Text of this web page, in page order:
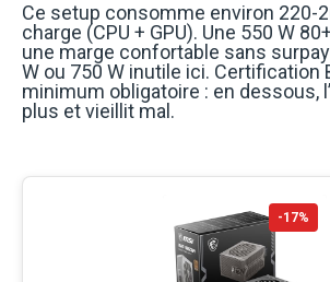
Ce setup consomme environ 220-
charge (CPU + GPU). Une 550 W
une marge confortable sans
W ou 750 W inutile ici. Certification
minimum obligatoire : en dessous,
plus et vieillit mal.
-17%